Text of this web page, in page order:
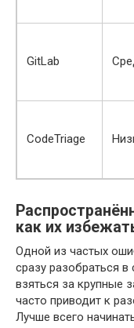
GitLab
CodeTriage
как их
Одной из частых
сразу разобраться
взяться за крупные
часто приводит к
Лучше всего